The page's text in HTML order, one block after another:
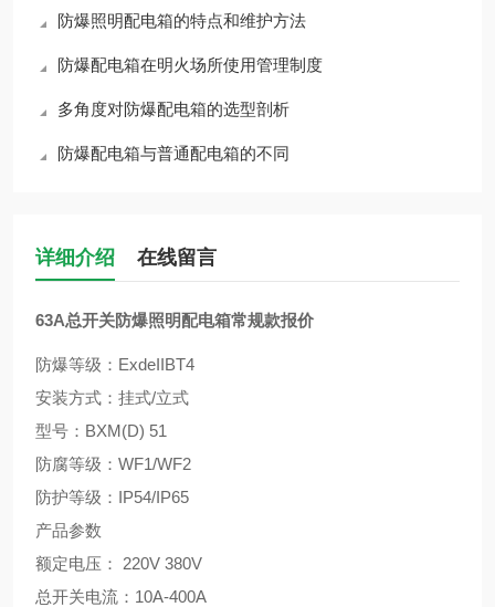
防爆照明配电箱的特点和维护方法
防爆配电箱在明火场所使用管理制度
多角度对防爆配电箱的选型剖析
防爆配电箱与普通配电箱的不同
详细介绍 在线留言
63A总开关防爆照明配电箱常规款报价
防爆等级：ExdeIIBT4
安装方式：挂式/立式
型号：BXM(D) 51
防腐等级：WF1/WF2
防护等级：IP54/IP65
产品参数
额定电压： 220V 380V
总开关电流：10A-400A